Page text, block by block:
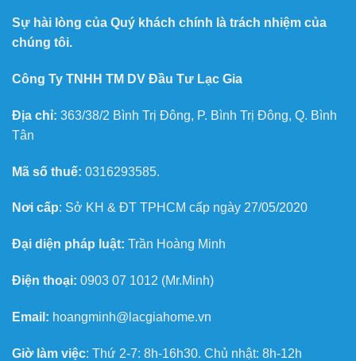
Sự hài lòng của Quý khách chính là trách nhiệm của
chúng tôi.
Công Ty TNHH TM DV Đầu Tư Lạc Gia
Địa chỉ: 363/38/2 Bình Trị Đông, P. Bình Trị Đông, Q. Bình
Tân
Mã số thuế: 0316293585.
Nơi cấp: Sở KH & ĐT TPHCM cấp ngày 27/05/2020
Đại diện pháp luật: Trần Hoàng Minh
Điện thoại: 0903 07 1012 (Mr.Minh)
Email: hoangminh@lacgiahome.vn
Giờ làm việc: Thứ 2-7: 8h-16h30. Chủ nhật: 8h-12h